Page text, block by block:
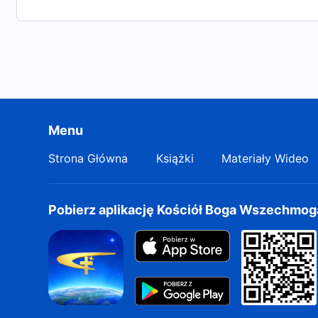
Menu
Strona Główna Książki Materiały Wideo
Pobierz aplikację Kościół Boga